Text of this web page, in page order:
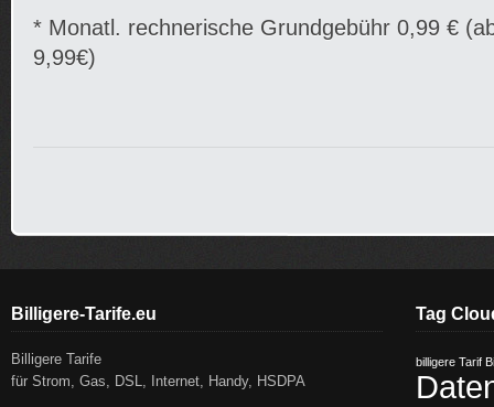
* Monatl. rechnerische Grundgebühr 0,99 €
9,99€)
Billigere-Tarife.eu
Billigere Tarife
für Strom, Gas, DSL, Internet, Handy, HSDPA
Tag
billigere Tarif